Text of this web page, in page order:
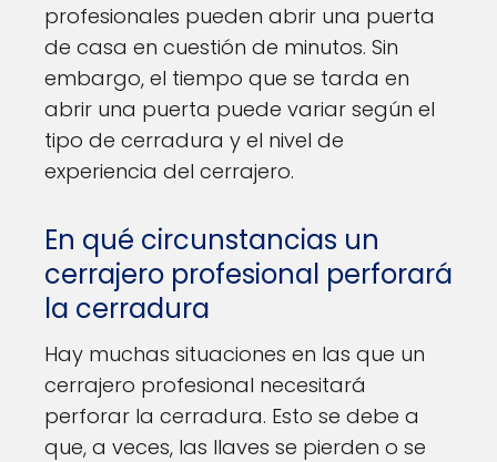
profesionales pueden abrir una puerta
de casa en cuestión de minutos. Sin
embargo, el tiempo que se tarda en
abrir una puerta puede variar según el
tipo de cerradura y el nivel de
experiencia del cerrajero.
En qué circunstancias un
cerrajero profesional perforará
la cerradura
Hay muchas situaciones en las que un
cerrajero profesional necesitará
perforar la cerradura. Esto se debe a
que, a veces, las llaves se pierden o se